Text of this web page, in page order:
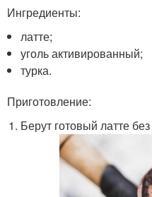
Ингредиенты:
латте;
уголь активированный;
турка.
Приготовление:
Берут готовый латте